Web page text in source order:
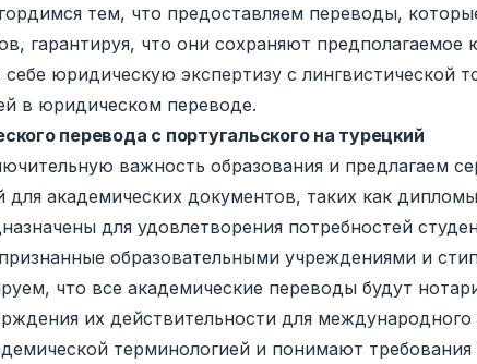
тем, что предоставляем переводы,
гарантируя, что они сохраняют
себе юридическую экспертизу с
в юридическом переводе.
перевода с португальского на турецкий
важность образования и предлагаем
для академических документов, таких как
для удовлетворения потребностей
образовательными учреждениями и
что все академические переводы будут
их действительности для
терминологией и понимают